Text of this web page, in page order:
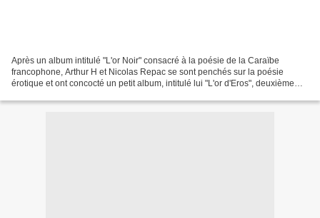
Après un album intitulé "L'or Noir" consacré à la poésie de la Caraïbe
francophone, Arthur H et Nicolas Repac se sont penchés sur la poésie
érotique et ont concocté un petit album, intitulé lui "L'or d'Eros", deuxième